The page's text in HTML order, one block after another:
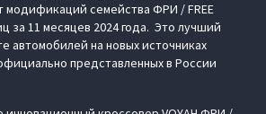
модификаций семейства ФРИ / FREE
за 11 месяцев 2024 года. Это лучший
автомобилей на новых источниках
представленных в России